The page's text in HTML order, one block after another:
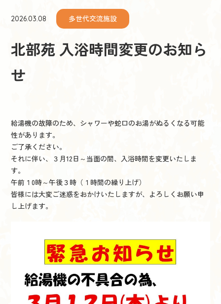
2026.03.08 多世代交流施設
北部苑 入浴時間変更のお知ら
せ
給湯機の故障のため、シャワーや蛇口のお湯がぬるくなる可能
性があります。
ご了承ください。
それに伴い、３月12日～当面の間、入浴時間を変更いたしま
す。
午前１0時～午後３時（１時間の繰り上げ）
皆様には大変ご迷惑をおかけいたしますが、よろしくお願い申
し上げます。